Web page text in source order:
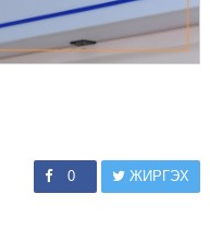
0 ЖИРГЭХ